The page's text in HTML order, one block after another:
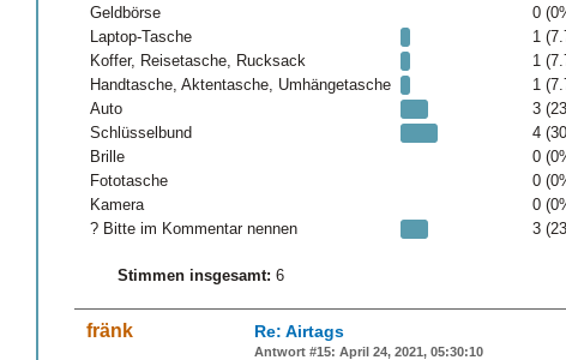
Geldbörse
0
Laptop-Tasche
1
Koffer, Reisetasche, Rucksack
1
Handtasche, Aktentasche, Umhängetasche
1
Auto
3
Schlüsselbund
4
Brille
0
Fototasche
0
Kamera
0
? Bitte im Kommentar nennen
3
Stimmen insgesamt: 6
fränk Re: Airtags
Antwort #15: April 24, 2021, 05:30:10